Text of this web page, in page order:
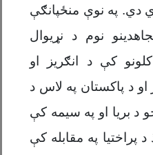
دي. په نوې منځپانګې
نوم د نړیوال
کې د انګریز او
او د پاکستان په لاس د
د بریا او په سیمه کې
پراختیا په مقابله کې